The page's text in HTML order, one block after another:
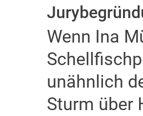
Wenn Ina
unähnlich
Sturm über